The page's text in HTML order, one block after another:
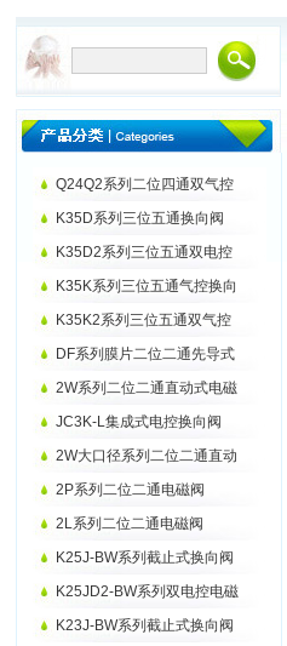
Q24Q2系列二位四通双气控
K35D系列三位五通换向阀
K35D2系列三位五通双电控
K35K系列三位五通气控换向
K35K2系列三位五通双气控
DF系列膜片二位二通先导式
2W系列二位二通直动式电磁
JC3K-L集成式电控换向阀
2W大口径系列二位二通直动
2P系列二位二通电磁阀
2L系列二位二通电磁阀
K25J-BW系列截止式换向阀
K25JD2-BW系列双电控电磁
K23J-BW系列截止式换向阀